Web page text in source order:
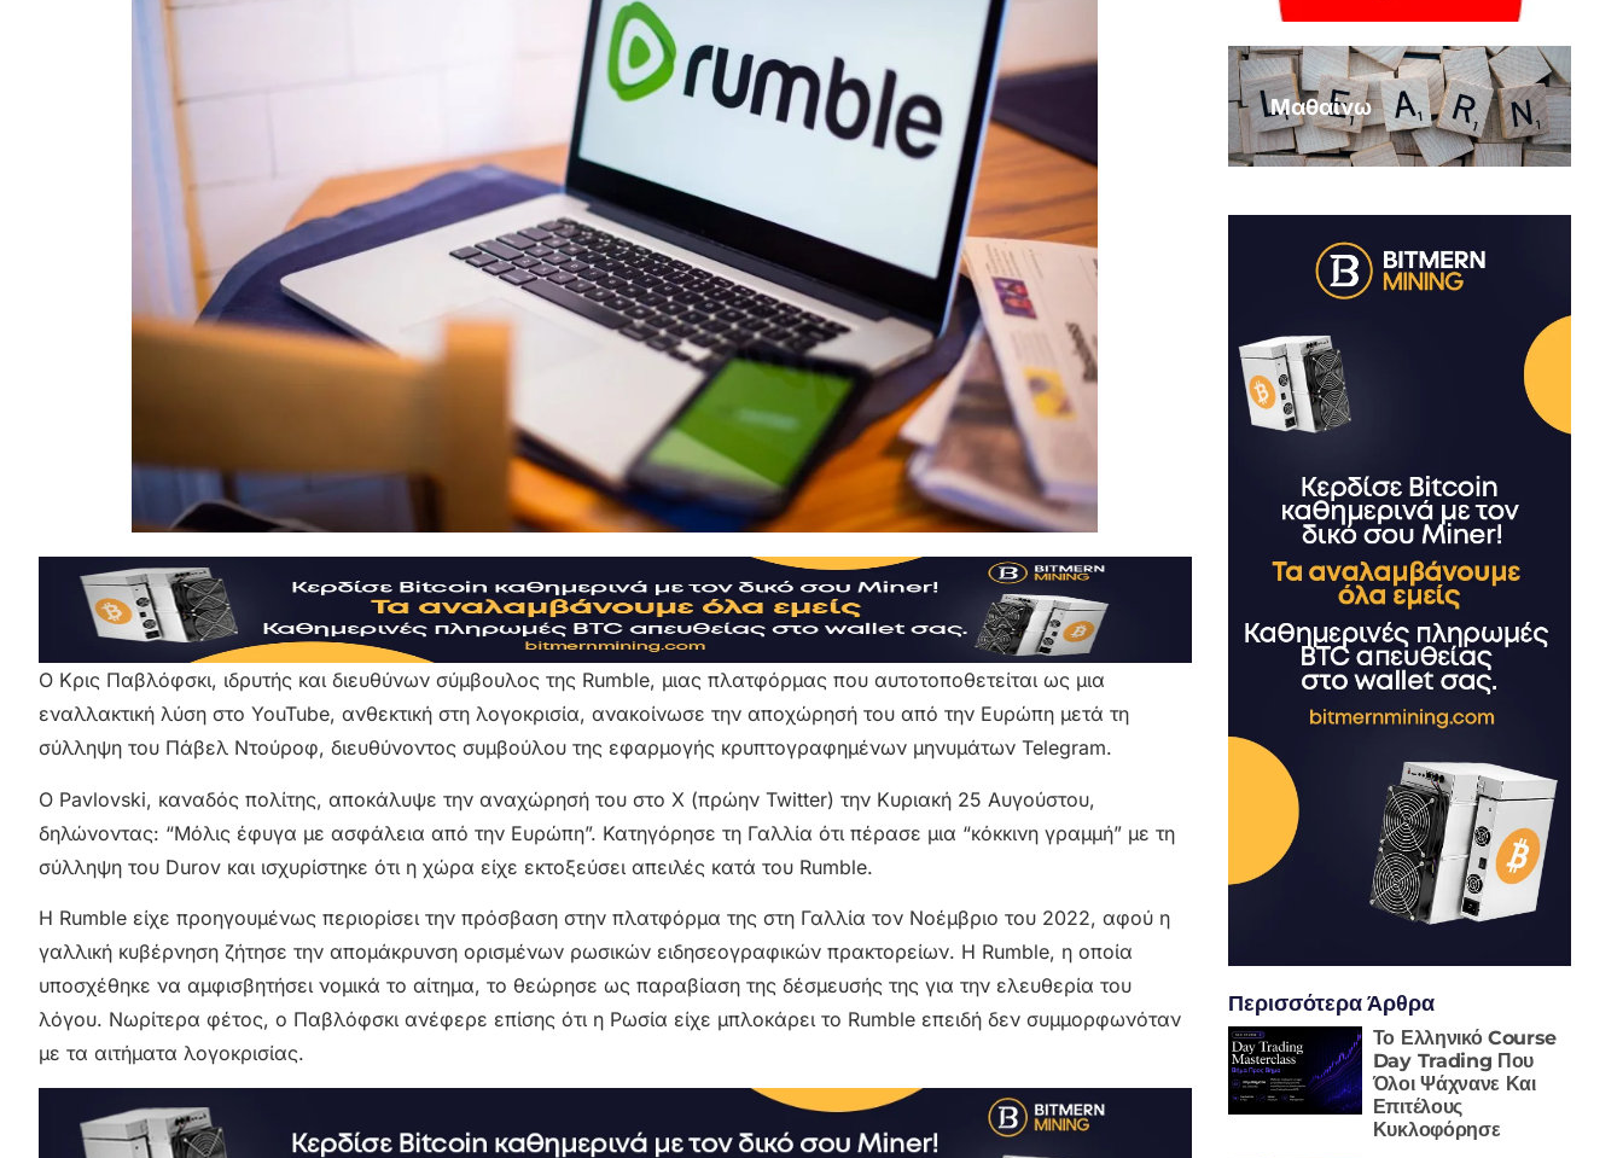
Ο Κρις Παβλόφσκι, ιδρυτής και διευθύνων σύμβουλος της Rumble, μιας πλατφόρμας που αυτοτοποθετείται ως μια
εναλλακτική λύση στο YouTube, ανθεκτική στη λογοκρισία, ανακοίνωσε την αποχώρησή του από την Ευρώπη μετά τη
σύλληψη του Πάβελ Ντούροφ, διευθύνοντος συμβούλου της εφαρμογής κρυπτογραφημένων μηνυμάτων Telegram.
Ο Pavlovski, καναδός πολίτης, αποκάλυψε την αναχώρησή του στο X (πρώην Twitter) την Κυριακή 25 Αυγούστου,
δηλώνοντας: “Μόλις έφυγα με ασφάλεια από την Ευρώπη”. Κατηγόρησε τη Γαλλία ότι πέρασε μια “κόκκινη γραμμή” με τη
σύλληψη του Durov και ισχυρίστηκε ότι η χώρα είχε εκτοξεύσει απειλές κατά του Rumble.
Η Rumble είχε προηγουμένως περιορίσει την πρόσβαση στην πλατφόρμα της στη Γαλλία τον Νοέμβριο του 2022, αφού η
γαλλική κυβέρνηση ζήτησε την απομάκρυνση ορισμένων ρωσικών ειδησεογραφικών πρακτορείων. Η Rumble, η οποία
υποσχέθηκε να αμφισβητήσει νομικά το αίτημα, το θεώρησε ως παραβίαση της δέσμευσής της για την ελευθερία του
λόγου. Νωρίτερα φέτος, ο Παβλόφσκι ανέφερε επίσης ότι η Ρωσία είχε μπλοκάρει το Rumble επειδή δεν συμμορφωνόταν
με τα αιτήματα λογοκρισίας.
Μαθαίνω
Περισσότερα Άρθρα
Το Ελληνικό Course
Day Trading Που
Όλοι Ψάχνανε Και
Επιτέλους
Κυκλοφόρησε